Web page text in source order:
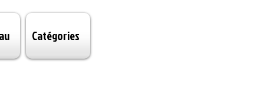
Catégories